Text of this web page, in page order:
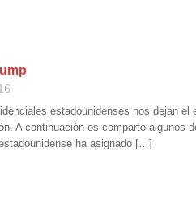
estadounidenses nos dejan
A continuación os comparto
ha asignado […]